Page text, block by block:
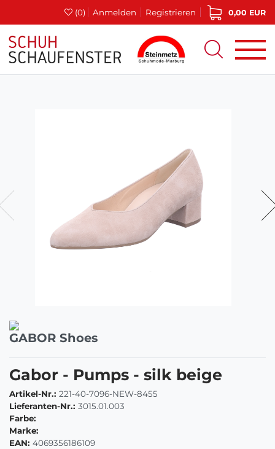
(0) Anmelden Registrieren 0,00 EUR
GABOR Shoes
Gabor - Pumps - silk beige
Artikel-Nr.: 221-40-7096-NEW-8455
Lieferanten-Nr.: 3015.01.003
Farbe:
Marke:
EAN: 4069356186109